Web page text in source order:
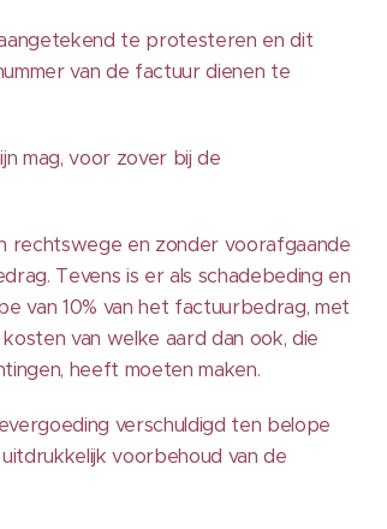
te protesteren en dit
van de factuur dienen te
mag, voor zover bij de
rechtswege en zonder voorafgaande
Tevens is er als schadebeding en
van 10% van het factuurbedrag, met
van welke aard dan ook, die
heeft moeten maken.
verschuldigd ten belope
voorbehoud van de